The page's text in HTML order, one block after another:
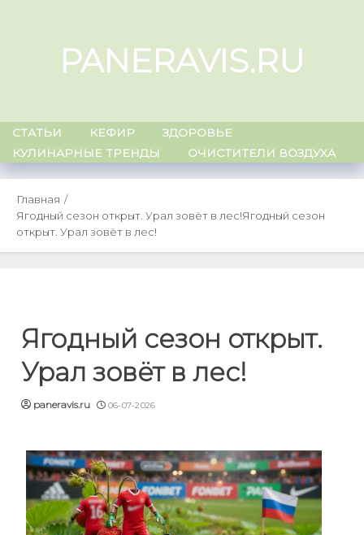
PANERAVIS.RU
СТАТЬИ КЕФИР
ЗДОРОВЬЕ
КУЛИНАРНЫЕ ТРЕНДЫ
ОЧИСТИТЕЛИ ВОЗДУХА
Главная
Ягодный сезон открыт. Урал зовёт в лес!Ягодный сезон
открыт. Урал зовёт в лес!
Ягодный сезон открыт.
Урал зовёт в лес!
paneravis.ru 06-07-2026